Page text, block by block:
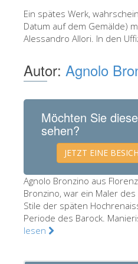
Jetzt buchen
Virtuelle Tour
Die Säle
Die Künstler
Neuen Säle
Andere
Bargello
Galleria
Palatina
Ein spätes Werk,
Datum auf dem Gemälde)
Alessandro Allori. In den
Autor: Agnolo
Möchten Sie
sehen?
JETZT EINE
Agnolo Bronzino aus
Bronzino, war ein Maler
Stile der späten
Periode des Barock.
lesen